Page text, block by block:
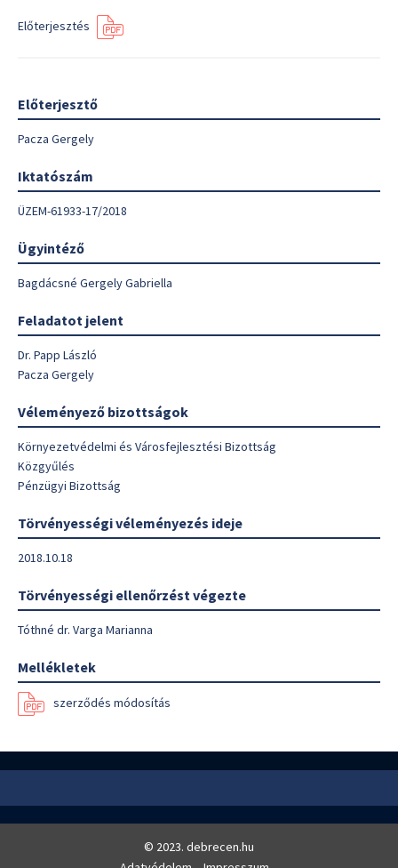
Előterjesztés
Előterjesztő
Pacza Gergely
Iktatószám
ÜZEM-61933-17/2018
Ügyintéző
Bagdácsné Gergely Gabriella
Feladatot jelent
Dr. Papp László
Pacza Gergely
Véleményező bizottságok
Környezetvédelmi és Városfejlesztési Bizottság
Közgyűlés
Pénzügyi Bizottság
Törvényességi véleményezés ideje
2018.10.18
Törvényességi ellenőrzést végezte
Tóthné dr. Varga Marianna
Mellékletek
szerződés módosítás
© 2023. debrecen.hu